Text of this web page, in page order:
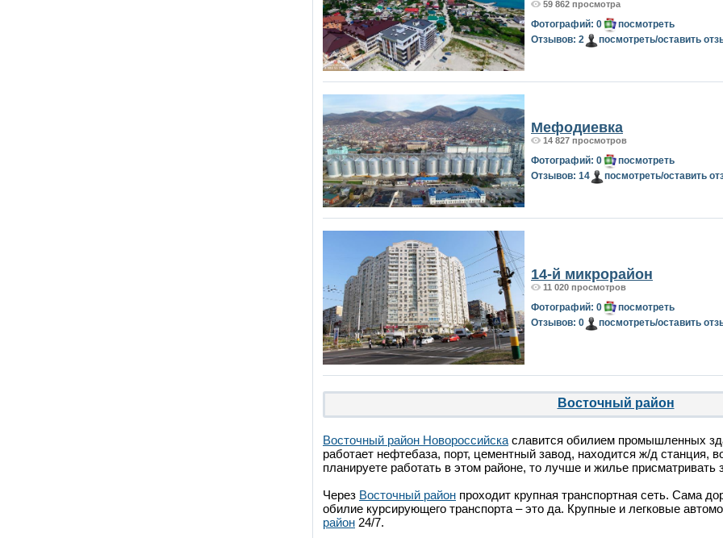
59 862 просмотра
Фотографий: 0
посмотреть
Отзывов: 2
посмотреть/оставить
Мефодиевка
14 827 просмотров
Фотографий: 0
посмотреть
Отзывов: 14
посмотреть/оставить
14-й микрорайон
11 020 просмотров
Фотографий: 0
посмотреть
Отзывов: 0
посмотреть/оставить
Восточный район
Восточный район Новороссийска славится обилием промышленных
работает нефтебаза, порт, цементный завод, находится ж/д станция,
планируете работать в этом районе, то лучше и жилье присматривать
Через Восточный район проходит крупная транспортная сеть. Сама
обилие курсирующего транспорта – это да. Крупные и легковые
район 24/7.